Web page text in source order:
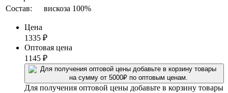
Состав:
вискоза 100%
Цена
1335 ₽
Оптовая цена
1145 ₽
Для получения оптовой цены добавьте в корзину товары